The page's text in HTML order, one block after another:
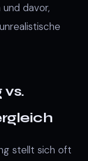
davor,
stellt sich oft